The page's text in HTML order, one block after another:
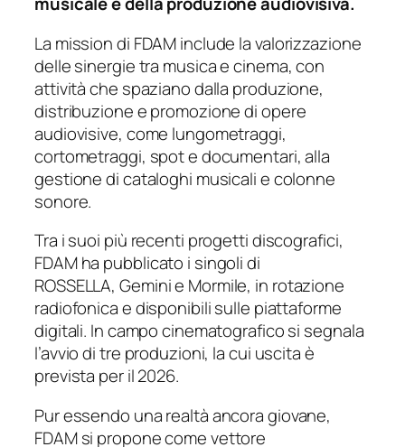
La mission di FDAM include la valorizzazione
delle sinergie tra musica e cinema, con
attività che spaziano dalla produzione,
distribuzione e promozione di opere
audiovisive, come lungometraggi,
cortometraggi, spot e documentari, alla
gestione di cataloghi musicali e colonne
sonore.
Tra i suoi più recenti progetti discografici,
FDAM ha pubblicato i singoli di
ROSSELLA, Gemini e Mormile, in rotazione
radiofonica e disponibili sulle piattaforme
digitali. In campo cinematografico si segnala
l’avvio di tre produzioni, la cui uscita è
prevista per il 2026.
Pur essendo una realtà ancora giovane,
FDAM si propone come vettore